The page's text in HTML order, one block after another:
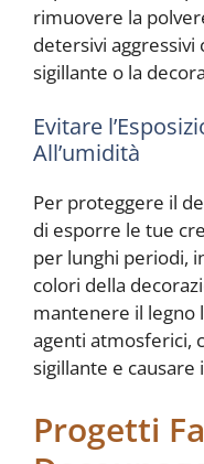
rimuovere la
detersivi
sigillante o la
Evitare
All’umidità
Per proteggere il
di esporre le tue
per lunghi periodi,
colori della
mantenere il legno
agenti atmosferici,
sigillante e causare
Progetti